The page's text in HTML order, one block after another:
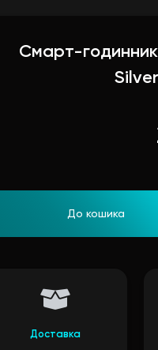
Смарт-
До кошика
Доставка